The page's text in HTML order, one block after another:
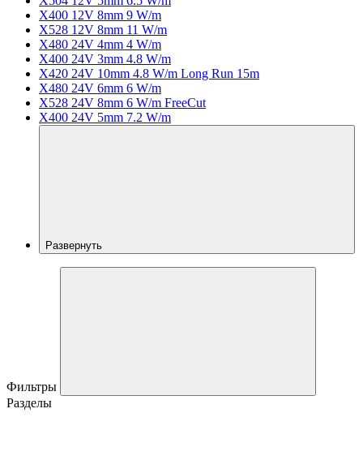
X400 12V 8mm 9 W/m
X528 12V 8mm 11 W/m
X480 24V 4mm 4 W/m
X400 24V 3mm 4.8 W/m
X420 24V 10mm 4.8 W/m Long Run 15m
X480 24V 6mm 6 W/m
X528 24V 8mm 6 W/m FreeCut
X400 24V 5mm 7.2 W/m
Развернуть
Фильтры
Разделы